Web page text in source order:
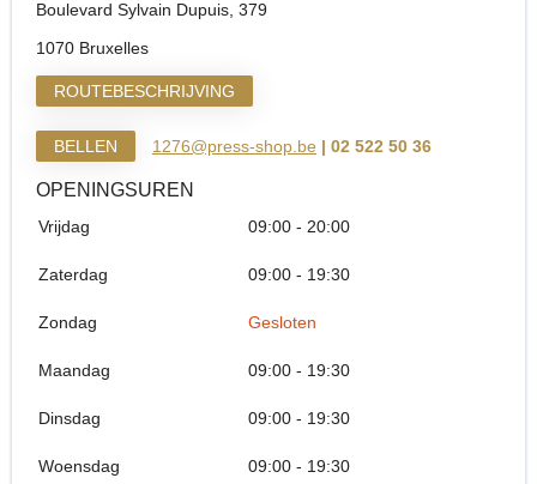
Boulevard Sylvain Dupuis, 379
1070 Bruxelles
ROUTEBESCHRIJVING
BELLEN 1276@press-shop.be | 02 522 50 36
OPENINGSUREN
Vrijdag 09:00 - 20:00
Zaterdag 09:00 - 19:30
Zondag Gesloten
Maandag 09:00 - 19:30
Dinsdag 09:00 - 19:30
Woensdag 09:00 - 19:30